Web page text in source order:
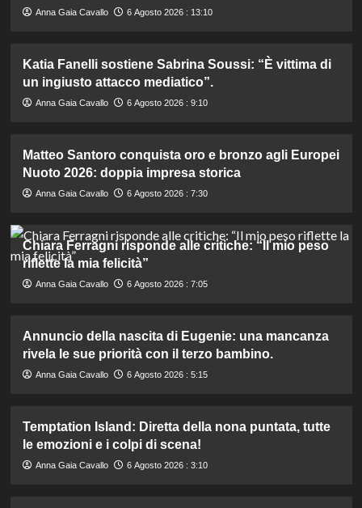
Anna Gaia Cavallo 6 Agosto 2026 : 13:10
Katia Fanelli sostiene Sabrina Soussi: “È vittima di
un ingiusto attacco mediatico”.
Anna Gaia Cavallo 6 Agosto 2026 : 9:10
Matteo Santoro conquista oro e bronzo agli Europei
Nuoto 2026: doppia impresa storica
Anna Gaia Cavallo 6 Agosto 2026 : 7:30
Chiara Ferragni risponde alle critiche: “Il mio peso
riflette la mia felicità”
Anna Gaia Cavallo 6 Agosto 2026 : 7:05
Annuncio della nascita di Eugenie: una mancanza
rivela le sue priorità con il terzo bambino.
Anna Gaia Cavallo 6 Agosto 2026 : 5:15
Temptation Island: Diretta della nona puntata, tutte
le emozioni e i colpi di scena!
Anna Gaia Cavallo 6 Agosto 2026 : 3:10